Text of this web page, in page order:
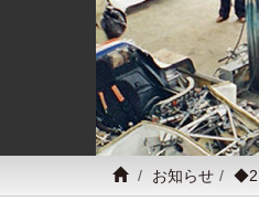
お知らせ